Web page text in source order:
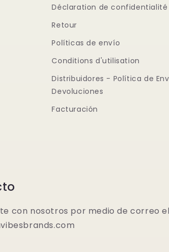
Déclaration de confidentialité
Retour
Políticas de envío
Conditions d'utilisation
Distribuidores - Política de
Devoluciones
Facturación
con nosotros por medio de correo